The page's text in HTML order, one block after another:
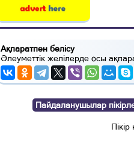
Ақпаратпен бөлісу
Әлеуметтік желілерде осы
Пайдаланушылар